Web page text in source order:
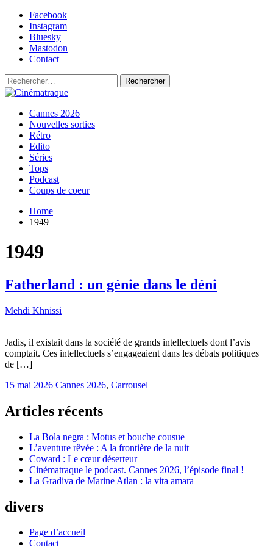
Skip
content
Facebook
Instagram
Bluesky
Mastodon
Contact
Rechercher :
Cinématraque
Si on avait du talent, on ferait des films
Primary
Menu
Cannes 2026
Nouvelles sorties
Rétro
Edito
Séries
Tops
Podcast
Coups de coeur
Home
1949
1949
Fatherland : un génie dans le déni
Mehdi Khnissi
Jadis, il existait dans la société de grands intellectuels dont l’avis
comptait. Ces intellectuels s’engageaient dans les débats politiques
de […]
15 mai 2026 Cannes 2026, Carrousel
Articles récents
La Bola negra : Motus et bouche cousue
L’aventure rêvée : A la frontière de la nuit
Coward : Le cœur déserteur
Cinématraque le podcast. Cannes 2026, l’épisode final !
La Gradiva de Marine Atlan : la vita amara
divers
Page d’accueil
Contact